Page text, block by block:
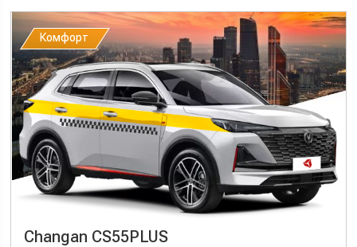
Комфорт
Комфорт
Changan CS55PLUS